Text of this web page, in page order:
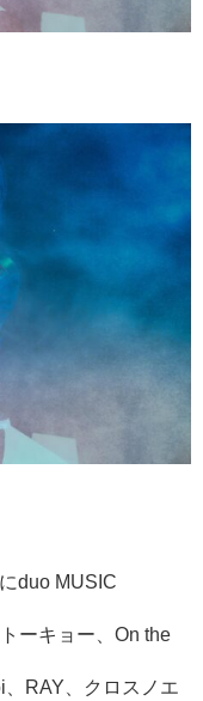
duo MUSIC
ーキョー、 On the
RAY 、クロスノエ